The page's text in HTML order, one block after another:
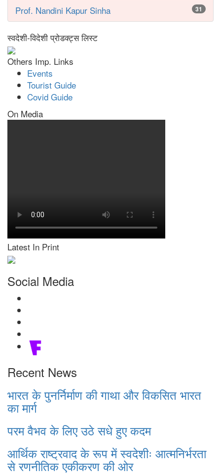
Prof. Nandini Kapur Sinha 31
स्वदेशी-विदेशी प्रोडक्ट्स लिस्ट
Others Imp. Links
Events
Tourist Guide
Covid Guide
On Media
Latest In Print
Social Media
Recent News
भारत के पुनर्निर्माण की गाथा और विकसित भारत
का मार्ग
परम वैभव के लिए उठे सधे हुए कदम
आर्थिक राष्ट्रवाद के रूप में स्वदेशीः आत्मनिर्भरता
से रणनीतिक एकीकरण की ओर